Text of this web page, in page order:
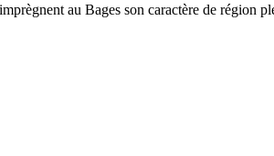
au Bages son caractère de région